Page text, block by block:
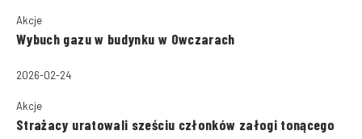
Akcje
Wybuch gazu w budynku w Owczarach
2026-02-24
Akcje
Strażacy uratowali sześciu członków załogi tonącego